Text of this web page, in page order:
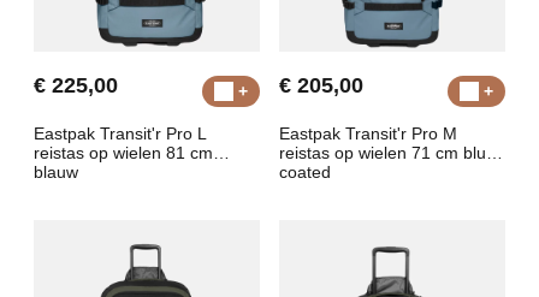
€ 225,00
Eastpak Transit'r Pro L
reistas op wielen 81 cm
blauw
€ 205,00
Eastpak Transit'r Pro M
reistas op wielen 71 cm blue
coated